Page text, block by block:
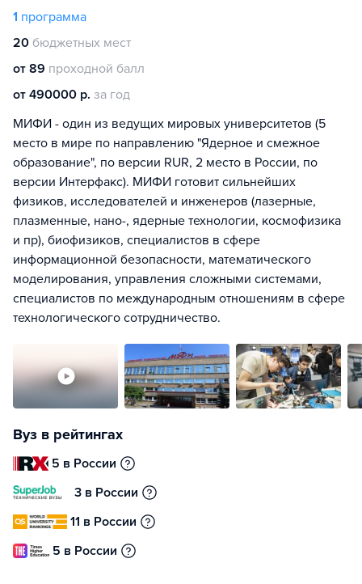
1 программа
20 бюджетных мест
от 89 проходной балл
от 490000 р. за год
МИФИ - один из ведущих мировых университетов (5
место в мире по направлению "Ядерное и смежное
образование", по версии RUR, 2 место в России, по
версии Интерфакс). МИФИ готовит сильнейших
физиков, исследователей и инженеров (лазерные,
плазменные, нано-, ядерные технологии, космофизика
и пр), биофизиков, специалистов в сфере
информационной безопасности, математического
моделирования, управления сложными системами,
специалистов по международным отношениям в сфере
технологического сотрудничество.
Вуз в рейтингах
5 в России
3 в России
11 в России
5 в России